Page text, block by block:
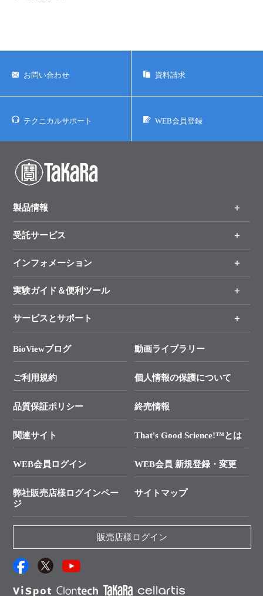
お問い合わせ 資料請求
テクニカルサポート WEB会員登録
製品情報
製品一覧
手法から製品を探す
新製品情報
受託サービス
オンライン注文
インフォメーション
キャンペーン
タカラバイオ各種会員募集のお知らせ
終売製品のお知らせ
価格改定のご案内
技術セミナーのご案内
タカラバイオ発表文献
実験ガイド＆便利ツール
リアルタイムPCR実験のススメ
幹細胞・再生医療研究ガイド
クローニング実験ガイド
SMARTer NGSポータルサイト
プライマー設計
制限酵素切断サイトの検索
ユーザーズボイス集
抗体検索サイト
サービスとサポート
総合お問い合わせ
├ 実験コンシェルジュ
├ 受託サービスお問い合わせ
資料請求 機器関連
資料請求 受託関連
資料請求 核酸抽出・精製カタログ
サンプル請求一覧
BioViewブログ 動画ライブラリー
ご利用規約 個人情報の保護について
品質保証ポリシー 終売情報
関連サイト That's Good Science!™とは
WEB会員ログイン WEB会員 新規登録・変更
弊社販売店様ログインペー
ジ
サイトマップ
販売店様ログイン